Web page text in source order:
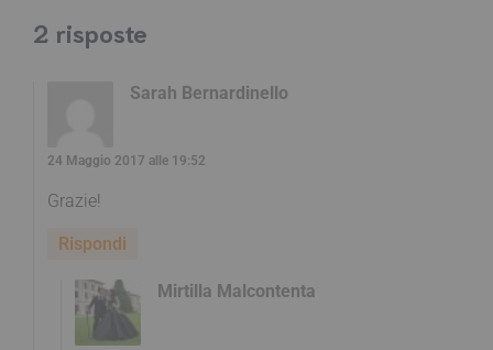
2 risposte
Sarah Bernardinello
24 Maggio 2017 alle 19:52
Grazie!
Rispondi
Mirtilla Malcontenta